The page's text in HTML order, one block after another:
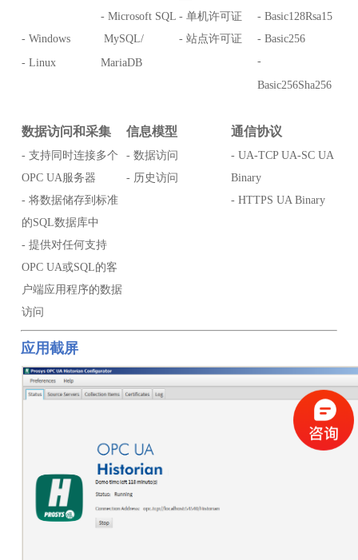
- Windows
- Linux
- Microsoft SQL
MySQL/
MariaDB
- 单机许可证
- 站点许可证
- Basic128Rsa15
- Basic256
-
Basic256Sha256
数据访问和采集 信息模型 通信协议
- 支持同时连接多个
OPC UA服务器
- 将数据储存到标准
的SQL数据库中
- 提供对任何支持
OPC UA或SQL的客
户端应用程序的数据
访问
- 数据访问
- 历史访问
- UA-TCP UA-SC UA
Binary
- HTTPS UA Binary
应用截屏